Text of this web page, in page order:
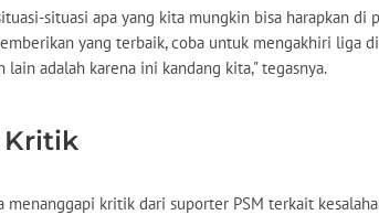
situasi apa yang kita mungkin bisa harapkan di
yang terbaik, coba untuk mengakhiri liga
lain adalah karena ini kandang kita," tegasnya.
Kritik
menanggapi kritik dari suporter PSM terkait